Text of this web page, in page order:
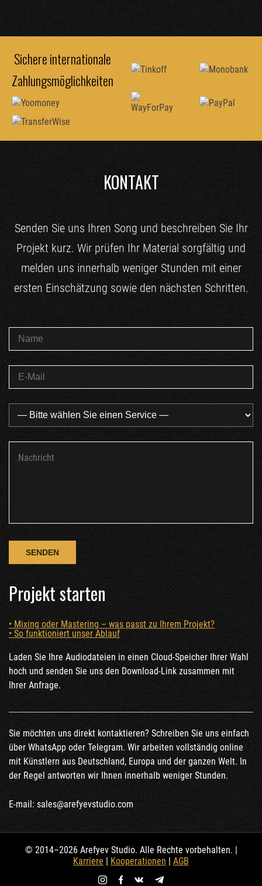
Sichere internationale
Zahlungsmöglichkeiten
KONTAKT
Senden Sie uns Ihren Song und beschreiben Sie Ihr
Projekt kurz. Wir prüfen Ihr Material sorgfältig und
melden uns innerhalb weniger Stunden mit einer
ersten Einschätzung sowie den nächsten Schritten.
Projekt starten
• Mixing oder Mastering – was passt zu Ihrem Projekt?
• So funktioniert unser Ablauf
Laden Sie Ihre Audiodateien in einen Cloud-Speicher Ihrer Wahl
hoch und senden Sie uns den Download-Link zusammen mit
Ihrer Anfrage.
Sie möchten uns direkt kontaktieren? Schreiben Sie uns einfach
über WhatsApp oder Telegram. Wir arbeiten vollständig online
mit Künstlern aus Deutschland, Europa und der ganzen Welt. In
der Regel antworten wir Ihnen innerhalb weniger Stunden.
E-mail: sales@arefyevstudio.com
© 2014–2026 Arefyev Studio. Alle Rechte vorbehalten. |
Karriere
Kooperationen AGB